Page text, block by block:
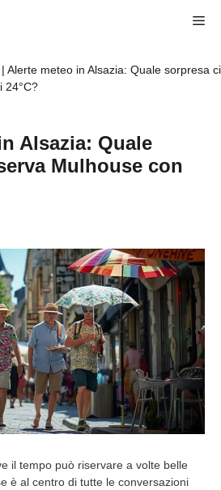
| Alerte meteo in Alsazia: Quale sorpresa ci
24°C?
Alsazia: Quale
Mulhouse con
il tempo può riservare a volte belle
è al centro di tutte le conversazioni